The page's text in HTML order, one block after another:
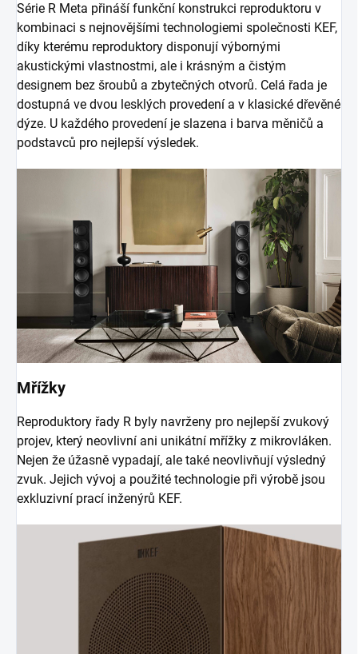
Série R Meta přináší funkční konstrukci reproduktoru v
kombinaci s nejnovějšími technologiemi společnosti KEF,
díky kterému reproduktory disponují výbornými
akustickými vlastnostmi, ale i krásným a čistým
designem bez šroubů a zbytečných otvorů. Celá řada je
dostupná ve dvou lesklých provedení a v klasické dřevěné
dýze. U každého provedení je slazena i barva měničů a
podstavců pro nejlepší výsledek.
Mřížky
Reproduktory řady R byly navrženy pro nejlepší zvukový
projev, který neovlivní ani unikátní mřížky z mikrovláken.
Nejen že úžasně vypadají, ale také neovlivňují výsledný
zvuk. Jejich vývoj a použité technologie při výrobě jsou
exkluzivní prací inženýrů KEF.